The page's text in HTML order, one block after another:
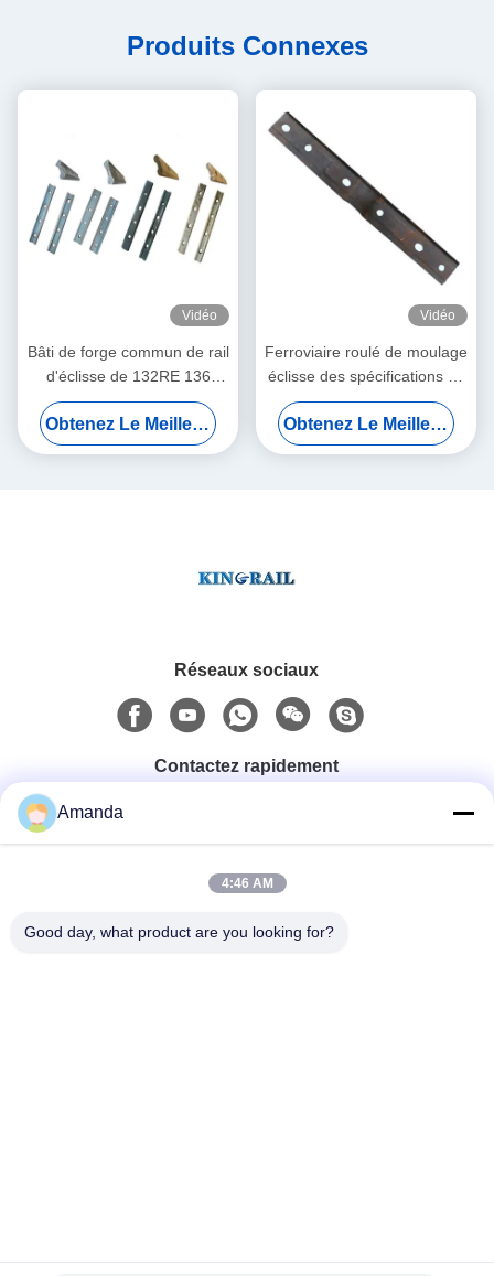
Produits Connexes
Vidéo
Bâti de forge commun de rail
d'éclisse de 132RE 136
AREMA avec 6 trous et
boulons
Obtenez Le Meilleur Prix
Vidéo
Ferroviaire roulé de moulage
éclisse des spécifications de
38kg 30kg 24kg
Obtenez Le Meilleur Prix
Réseaux sociaux
Contactez rapidement
0086-15556982932
Email
Amanda
4:46 AM
Good day, what product are you looking for?